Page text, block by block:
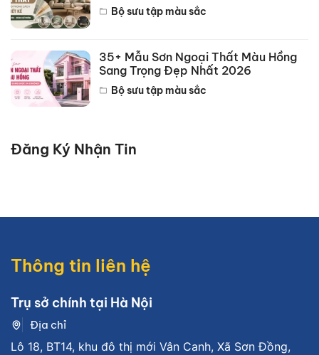
Bộ sưu tập màu sắc
35+ Mẫu Sơn Ngoại Thất Màu Hồng
Sang Trọng Đẹp Nhất 2026
Bộ sưu tập màu sắc
Đăng Ký Nhận Tin
Thông tin liên hệ
Trụ sở chính tại Hà Nội
Địa chỉ
Lô 18, BT14, khu đô thị mới Vân Canh, Xã Sơn Đồng,